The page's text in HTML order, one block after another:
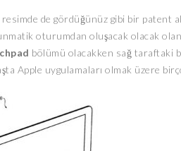
resimde de gördüğünüz gibi bir patent
oturumdan oluşacak olacak olan
bölümü olacakken sağ taraftaki
Apple uygulamaları olmak üzere